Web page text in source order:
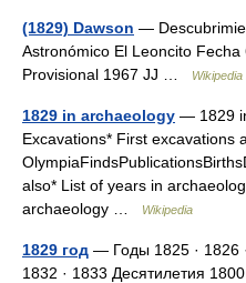
(1829) Dawson —
Astronómico El Leoncito
Provisional 1967 JJ …
1829 in archaeology — 1829
Excavations* First excavations
also* List of years in
archaeology …
Wikipedia
1829 год — Годы 1825 · 1826
1832 · 1833 Десятилетия